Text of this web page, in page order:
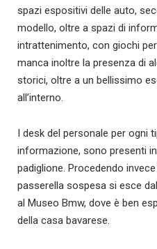
spazi espositivi delle auto,
modello, oltre a spazi di
intrattenimento, con giochi
manca inoltre la presenza di
storici, oltre a un bellissimo
all’interno.
I desk del personale per ogni
informazione, sono presenti
padiglione. Procedendo
passerella sospesa si esce
al Museo Bmw, dove è ben
della casa bavarese.